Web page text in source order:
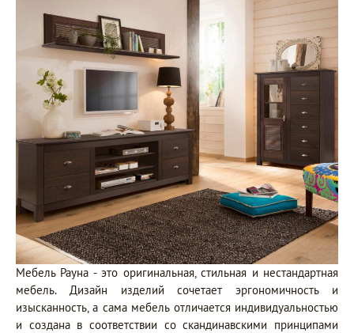
Мебель Рауна - это оригинальная, стильная и нестандартная
мебель. Дизайн изделий сочетает эргономичность и
изысканность, а сама мебель отличается индивидуальностью
и создана в соответствии со скандинавскими принципами